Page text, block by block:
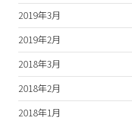
2019年3月
2019年2月
2018年3月
2018年2月
2018年1月